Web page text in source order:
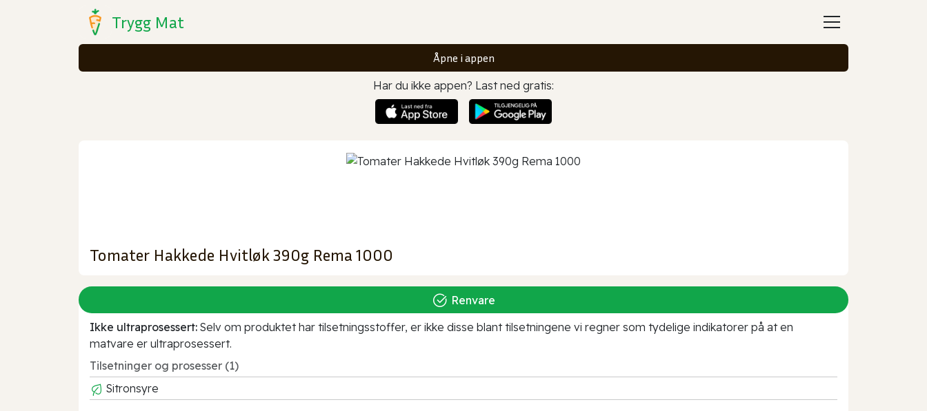
Trygg Mat
Åpne i appen
Har du ikke appen? Last ned gratis:
Tomater Hakkede Hvitløk 390g Rema 1000
Renvare
Ikke ultraprosessert: Selv om produktet har tilsetningsstoffer, er ikke disse blant tilsetningene vi regner som tydelige indikatorer på at en
matvare er ultraprosessert.
Tilsetninger og prosesser (1)
Sitronsyre